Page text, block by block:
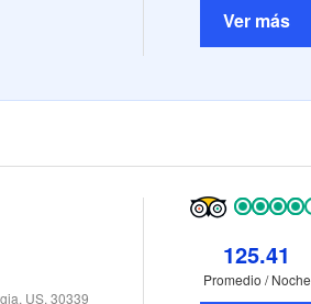
Ver más
US, 30339
125.41
Promedio / Noche